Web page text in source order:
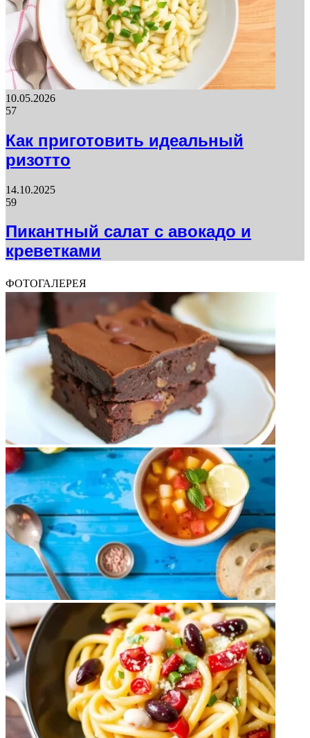
10.05.2026
57
Как приготовить идеальный
ризотто
14.10.2025
59
Пикантный салат с авокадо и
креветками
ФОТОГАЛЕРЕЯ